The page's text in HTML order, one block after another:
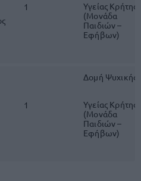
1
Υγείας Κρήτης
(Μονάδα
Παιδιών –
Εφήβων)
1
Δομή Ψυχικής
Υγείας Κρήτης
(Μονάδα
Παιδιών –
Εφήβων)